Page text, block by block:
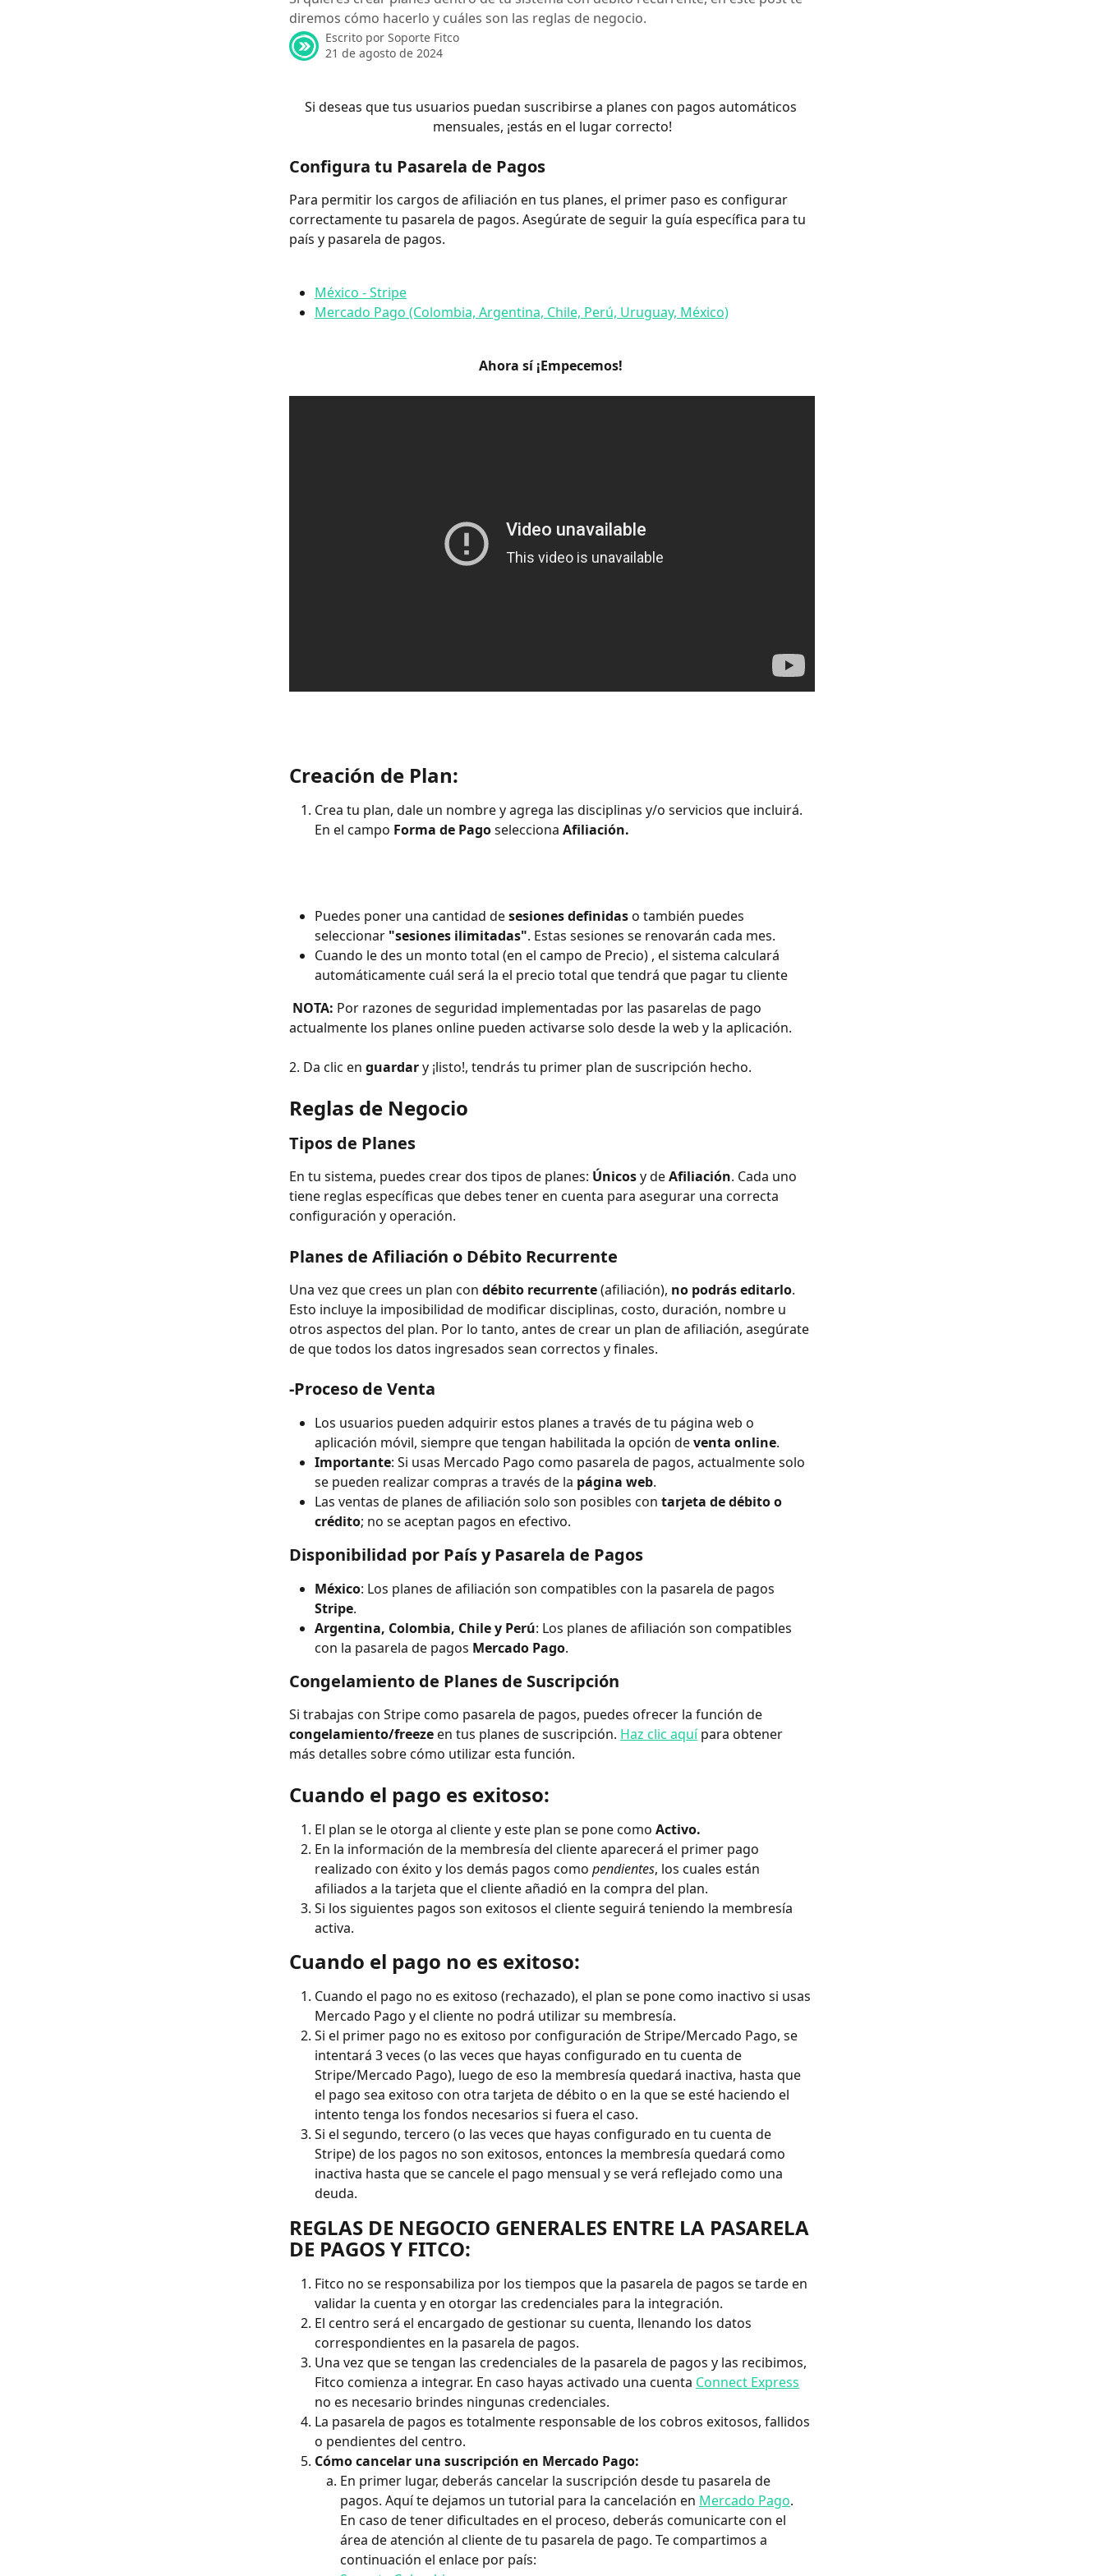
diremos cómo hacerlo y cuáles son las reglas de negocio.
Escrito por Soporte Fitco
21 de agosto de 2024
Si deseas que tus usuarios puedan suscribirse a planes con pagos automáticos
mensuales, ¡estás en el lugar correcto!
Configura tu Pasarela de Pagos
Para permitir los cargos de afiliación en tus planes, el primer paso es configurar
correctamente tu pasarela de pagos. Asegúrate de seguir la guía específica para tu
país y pasarela de pagos.
México - Stripe
Mercado Pago (Colombia, Argentina, Chile, Perú, Uruguay, México)
Ahora sí ¡Empecemos!
Creación de Plan:
Crea tu plan, dale un nombre y agrega las disciplinas y/o servicios que incluirá.
En el campo Forma de Pago selecciona Afiliación.
Puedes poner una cantidad de sesiones definidas o también puedes
seleccionar "sesiones ilimitadas". Estas sesiones se renovarán cada mes.
Cuando le des un monto total (en el campo de Precio) , el sistema calculará
automáticamente cuál será la el precio total que tendrá que pagar tu cliente
NOTA: Por razones de seguridad implementadas por las pasarelas de pago
actualmente los planes online pueden activarse solo desde la web y la aplicación.
2. Da clic en guardar y ¡listo!, tendrás tu primer plan de suscripción hecho.
Reglas de Negocio
Tipos de Planes
En tu sistema, puedes crear dos tipos de planes: Únicos y de Afiliación. Cada uno
tiene reglas específicas que debes tener en cuenta para asegurar una correcta
configuración y operación.
Planes de Afiliación o Débito Recurrente
Una vez que crees un plan con débito recurrente (afiliación), no podrás editarlo.
Esto incluye la imposibilidad de modificar disciplinas, costo, duración, nombre u
otros aspectos del plan. Por lo tanto, antes de crear un plan de afiliación, asegúrate
de que todos los datos ingresados sean correctos y finales.
-Proceso de Venta
Los usuarios pueden adquirir estos planes a través de tu página web o
aplicación móvil, siempre que tengan habilitada la opción de venta online.
Importante: Si usas Mercado Pago como pasarela de pagos, actualmente solo
se pueden realizar compras a través de la página web.
Las ventas de planes de afiliación solo son posibles con tarjeta de débito o
crédito; no se aceptan pagos en efectivo.
Disponibilidad por País y Pasarela de Pagos
México: Los planes de afiliación son compatibles con la pasarela de pagos
Stripe.
Argentina, Colombia, Chile y Perú: Los planes de afiliación son compatibles
con la pasarela de pagos Mercado Pago.
Congelamiento de Planes de Suscripción
Si trabajas con Stripe como pasarela de pagos, puedes ofrecer la función de
congelamiento/freeze en tus planes de suscripción. Haz clic aquí para obtener
más detalles sobre cómo utilizar esta función.
Cuando el pago es exitoso:
El plan se le otorga al cliente y este plan se pone como Activo.
En la información de la membresía del cliente aparecerá el primer pago
realizado con éxito y los demás pagos como pendientes, los cuales están
afiliados a la tarjeta que el cliente añadió en la compra del plan.
Si los siguientes pagos son exitosos el cliente seguirá teniendo la membresía
activa.
Cuando el pago no es exitoso:
Cuando el pago no es exitoso (rechazado), el plan se pone como inactivo si usas
Mercado Pago y el cliente no podrá utilizar su membresía.
Si el primer pago no es exitoso por configuración de Stripe/Mercado Pago, se
intentará 3 veces (o las veces que hayas configurado en tu cuenta de
Stripe/Mercado Pago), luego de eso la membresía quedará inactiva, hasta que
el pago sea exitoso con otra tarjeta de débito o en la que se esté haciendo el
intento tenga los fondos necesarios si fuera el caso.
Si el segundo, tercero (o las veces que hayas configurado en tu cuenta de
Stripe) de los pagos no son exitosos, entonces la membresía quedará como
inactiva hasta que se cancele el pago mensual y se verá reflejado como una
deuda.
REGLAS DE NEGOCIO GENERALES ENTRE LA PASARELA
DE PAGOS Y FITCO:
Fitco no se responsabiliza por los tiempos que la pasarela de pagos se tarde en
validar la cuenta y en otorgar las credenciales para la integración.
El centro será el encargado de gestionar su cuenta, llenando los datos
correspondientes en la pasarela de pagos.
Una vez que se tengan las credenciales de la pasarela de pagos y las recibimos,
Fitco comienza a integrar. En caso hayas activado una cuenta Connect Express
no es necesario brindes ningunas credenciales.
La pasarela de pagos es totalmente responsable de los cobros exitosos, fallidos
o pendientes del centro.
Cómo cancelar una suscripción en Mercado Pago:
En primer lugar, deberás cancelar la suscripción desde tu pasarela de
pagos. Aquí te dejamos un tutorial para la cancelación en Mercado Pago.
En caso de tener dificultades en el proceso, deberás comunicarte con el
área de atención al cliente de tu pasarela de pago. Te compartimos a
continuación el enlace por país: